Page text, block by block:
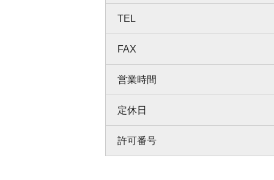
TEL
FAX
営業時間
定休日
許可番号